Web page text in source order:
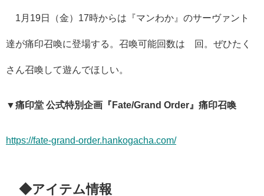
1月19日（金）17時からは『マンわか』のサーヴァント
達が痛印召喚に登場する。召喚可能回数は∞回。ぜひたく
さん召喚して遊んでほしい。
▼痛印堂 公式特別企画『Fate/Grand Order』痛印召喚
https://fate-grand-order.hankogacha.com/
◆アイテム情報